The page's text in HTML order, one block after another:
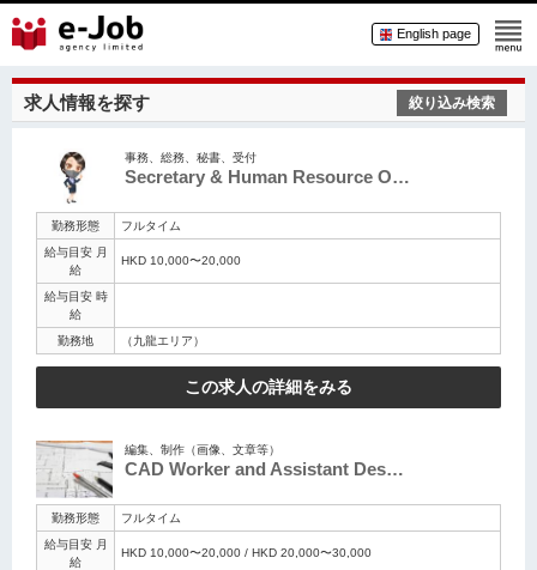
English page
求人情報を探す 絞り込み検索
事務、総務、秘書、受付
Secretary & Human Resource O…
勤務形態
フルタイム
給与目安 月
給
HKD 10,000〜20,000
給与目安 時
給
勤務地
（九龍エリア）
この求人の詳細をみる
編集、制作（画像、文章等）
CAD Worker and Assistant Des…
勤務形態
フルタイム
給与目安 月
給
HKD 10,000〜20,000 / HKD 20,000〜30,000